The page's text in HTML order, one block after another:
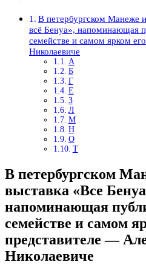
В петербургском Манеже
всё Бенуа», напоминающая
семействе и самом ярком
Николаевиче
А
Б
Г
Е
З
Л
М
Н
О
Т
В петербургском
выставка «Все
напоминающая
семействе и самом
представителе —
Николаевиче